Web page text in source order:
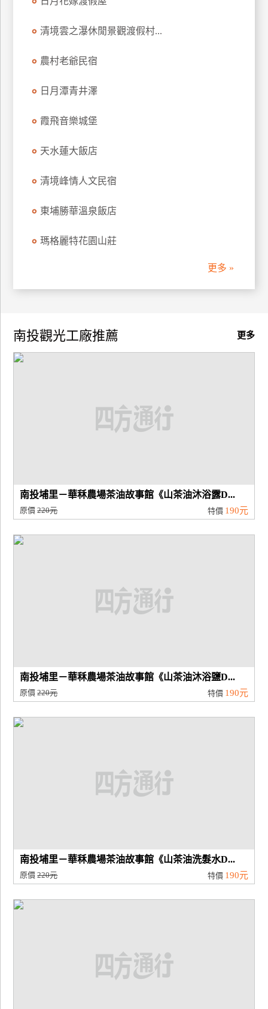
作
宣
傳
清境雲之瀑休閒景觀渡假村...
農村老爺民宿
日月潭青井澤
霞飛音樂城堡
天水蓮大飯店
清境峰情人文民宿
東埔勝華溫泉飯店
瑪格麗特花園山莊
更多 »
更多
南投觀光工廠推薦
南投埔里－華秝農場茶油故事館《山茶油沐浴露D...
原價220元 特價 190元
南投埔里－華秝農場茶油故事館《山茶油沐浴鹽D...
原價220元 特價 190元
南投埔里－華秝農場茶油故事館《山茶油洗髮水D...
原價220元 特價 190元